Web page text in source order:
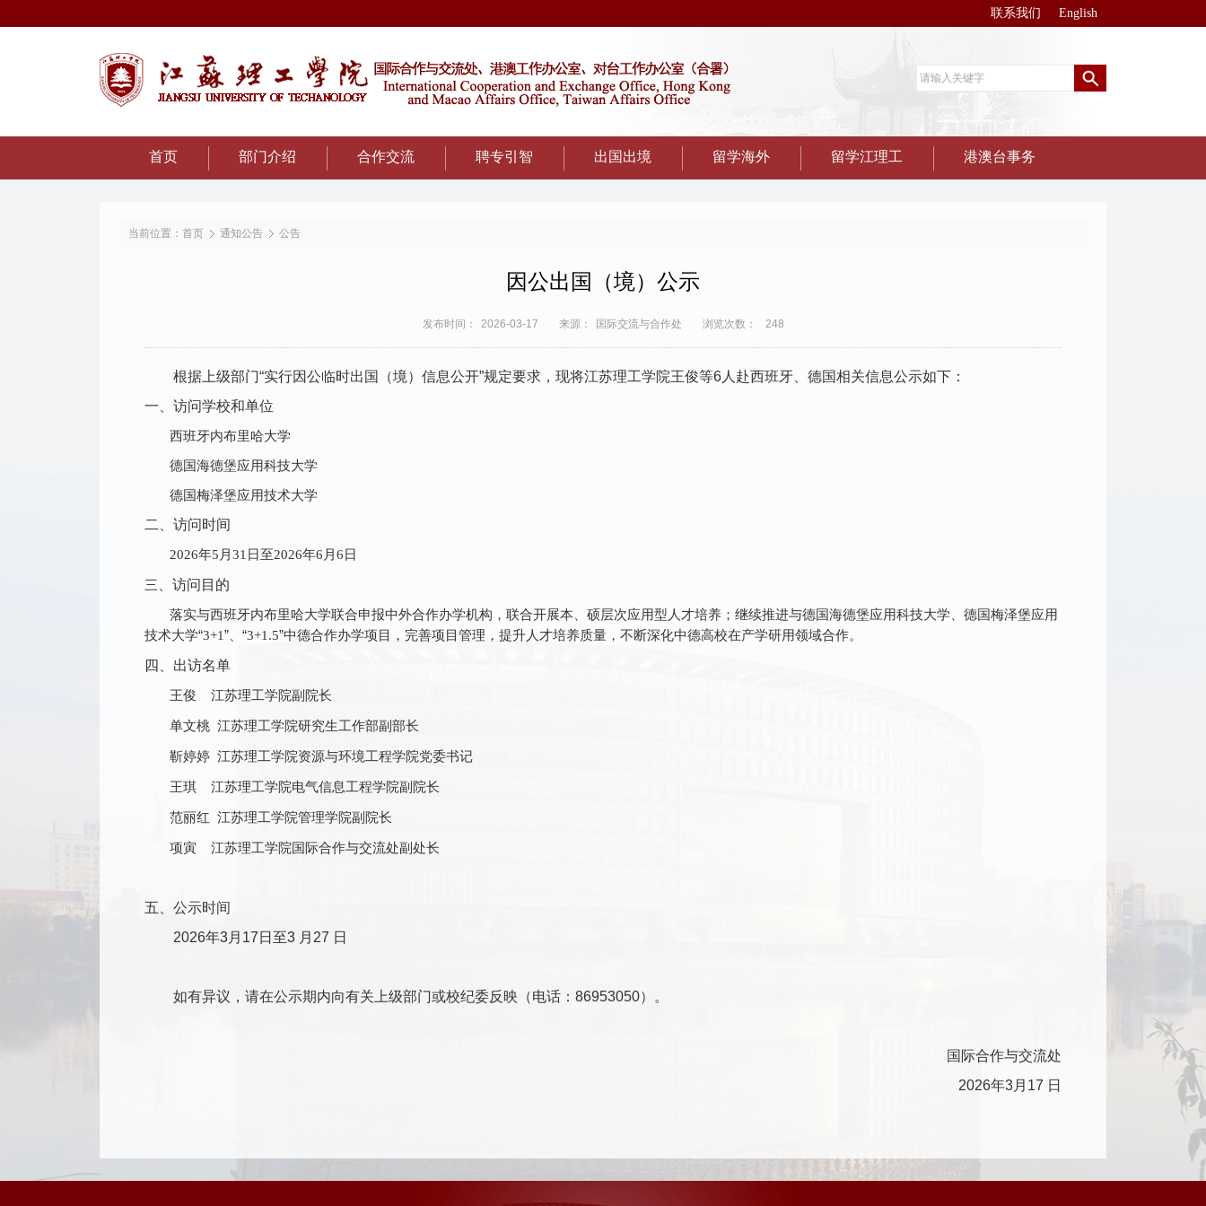
联系我们 English
首页 部门介绍 合作交流 聘专引智 出国出境 留学海外 留学江理工 港澳台事务
当前位置：首页 通知公告 公告
因公出国（境）公示
发布时间： 2026-03-17 来源： 国际交流与合作处 浏览次数： 248
根据上级部门“实行因公临时出国（境）信息公开”规定要求，现将江苏理工学院王俊等6 人赴西班牙、德国相关信息公示如下：
一、 访问学校和单位
西班牙内布里哈大学
德国海德堡应用科技大学
德国梅泽堡应用技术大学
二、访问时间
2026年5 月31 日至2026年6 月6日
三 、访问目的
落实与西班牙内布里哈大学联合申报中外合作办学机构，联合开展本、硕层次应用型人才培养；继续推进与德国海德堡应用科技大学、德国梅泽堡应用
技术大学“3+1”、“3+1.5”中德合作办学项目，完善项目管理，提升人才培养质量，不断深化中德高校在产学研用领域合作。
四、出访名单
王俊
江苏理工学院副院长
单文桃 江苏理工学院研究生工作部副部长
靳婷婷 江苏理工学院资源与环境工程学院党委书记
王琪
江苏理工学院电气信息工程学院副院长
范丽红 江苏理工学院管理学院副院长
项寅
江苏理工学院国际合作与交流处副处长
五、公示时间
2026年3月 17 日至3 月 27 日
如有异议，请在公示期内向有关上级部门或校纪委反映（电话： 86953050）。
国际合作与交流处
2026年3月 17 日